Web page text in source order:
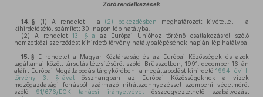
Záró rendelkezések
14. § (1) A rendelet – a (2) bekezdésben
meghatározott kivétellel – a
kihirdetésétől számított 30. napon lép hatályba.
(2) A rendelet 13. §-a az Európai Unióhoz történő csatlakozásról szóló
nemzetközi szerződést kihirdető törvény hatálybalépésének napján lép hatályba.
15. § E rendelet a Magyar Köztársaság és az Európai Közösségek és azok
tagállamai között társulás létesítéséről szóló, Brüsszelben, 1991. december 16-án
aláírt Európai Megállapodás tárgykörében, a megállapodást kihirdető1994. évi I.
törvény 3. §-ával
összhangban az Európai Közösségeknek a vizek
mezőgazdasági forrásból származó nitrátszennyezéssel szembeni védelméről
szóló 91/676/EGK tanácsi irányelvével összeegyeztethető szabályozást